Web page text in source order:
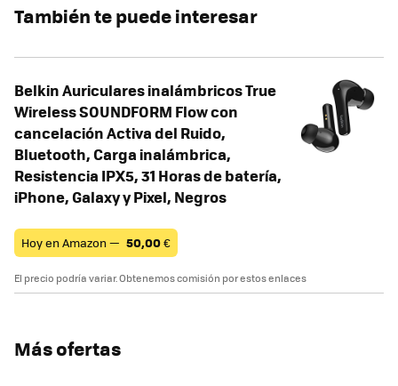
También te puede interesar
Belkin Auriculares inalámbricos True
Wireless SOUNDFORM Flow con
cancelación Activa del Ruido,
Bluetooth, Carga inalámbrica,
Resistencia IPX5, 31 Horas de batería,
iPhone, Galaxy y Pixel, Negros
Hoy en Amazon — 50,00€
El precio podría variar. Obtenemos comisión por estos enlaces
Más ofertas